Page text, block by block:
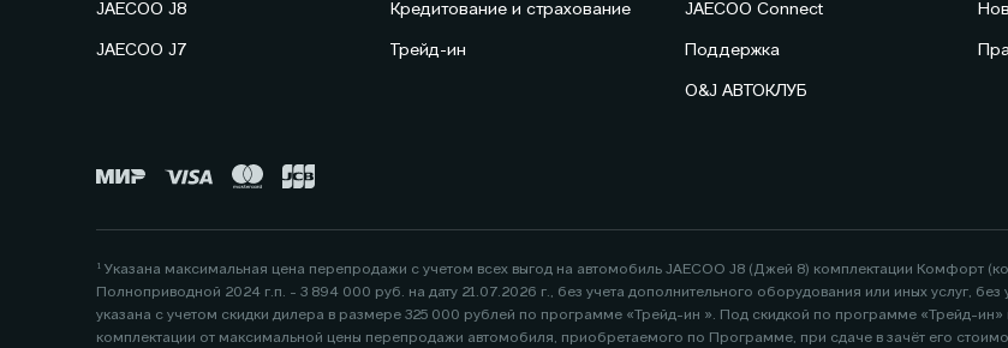
JAECOO J8
JAECOO J7
Кредитование и страхование
Трейд-ин
JAECOO Connect
Поддержка
O&J АВТОКЛУБ
¹ Указана максимальная цена перепродажи с учетом всех выгод на автомобиль JAECOO J8 (Джей 8) комплектации Комфорт
Полноприводной 2024 г.п. - 3 894 000 руб. на дату 21.07.2026 г., без учета дополнительного оборудования или иных услуг,
указана с учетом скидки дилера в размере 325 000 рублей по программе «Трейд-ин ». Под скидкой по программе «Трейд-
комплектации от максимальной цены перепродажи автомобиля, приобретаемого по Программе, при сдаче в зачёт его